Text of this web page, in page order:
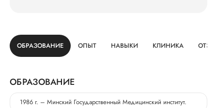
ОБРАЗОВАНИЕ ОПЫТ НАВЫКИ КЛИНИКА
ОБРАЗОВАНИЕ
1986 г. – Минский Государственный Медицинский институт.